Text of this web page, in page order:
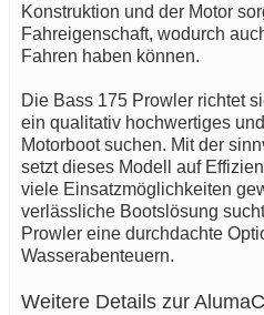
Konstruktion und der Motor
Fahreigenschaft, wodurch
Fahren haben können.
Die Bass 175 Prowler richtet
ein qualitativ hochwertiges
Motorboot suchen. Mit der
setzt dieses Modell auf
viele Einsatzmöglichkeiten
verlässliche Bootslösung
Prowler eine durchdachte
Wasserabenteuern.
Weitere Details zur